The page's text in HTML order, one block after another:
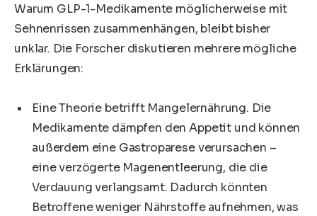
Warum GLP-1-Medikamente möglicherweise mit
Sehnenrissen zusammenhängen, bleibt bisher
unklar. Die Forscher diskutieren mehrere mögliche
Erklärungen:
Eine Theorie betrifft Mangelernährung. Die
Medikamente dämpfen den Appetit und können
außerdem eine Gastroparese verursachen –
eine verzögerte Magenentleerung, die die
Verdauung verlangsamt. Dadurch könnten
Betroffene weniger Nährstoffe aufnehmen, was